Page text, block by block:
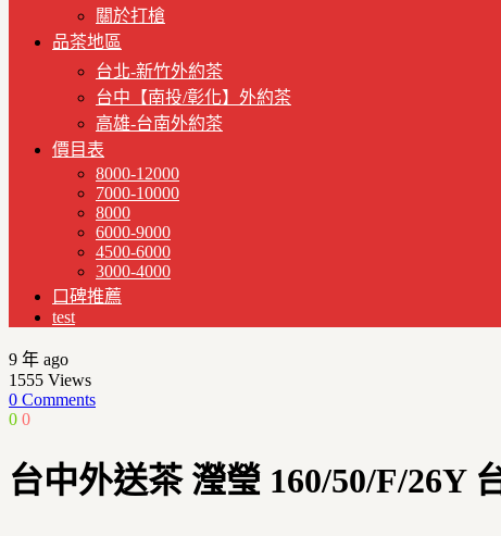
關於打槍
品茶地區
台北-新竹外約茶
台中【南投/彰化】外約茶
高雄-台南外約茶
價目表
8000-12000
7000-10000
8000
6000-9000
4500-6000
3000-4000
口碑推薦
test
9 年 ago
1555 Views
0 Comments
0 0
台中外送茶 瀅瑩 160/50/F/26Y